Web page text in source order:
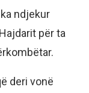
ndjekur
për ta
deri vonë